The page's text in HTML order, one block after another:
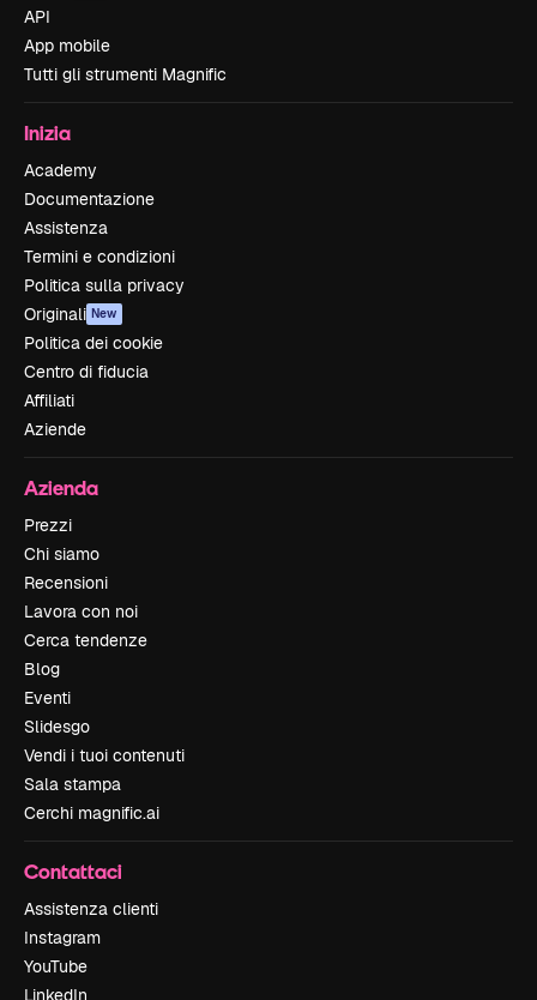
API
App mobile
Tutti gli strumenti Magnific
Inizia
Academy
Documentazione
Assistenza
Termini e condizioni
Politica sulla privacy
Originali New
Politica dei cookie
Centro di fiducia
Affiliati
Aziende
Azienda
Prezzi
Chi siamo
Recensioni
Lavora con noi
Cerca tendenze
Blog
Eventi
Slidesgo
Vendi i tuoi contenuti
Sala stampa
Cerchi magnific.ai
Contattaci
Assistenza clienti
Instagram
YouTube
LinkedIn